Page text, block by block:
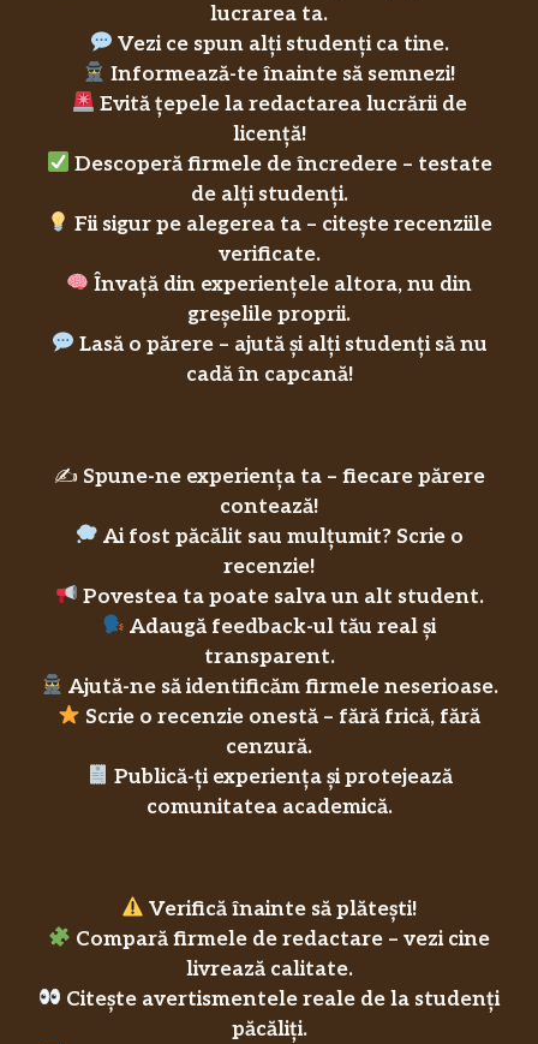
lucrarea ta.
Vezi ce spun alți studenți ca tine.
Informează-te înainte să semnezi!
Evită țepele la redactarea lucrării de
licență!
Descoperă firmele de încredere – testate
de alți studenți.
Fii sigur pe alegerea ta – citește recenziile
verificate.
Învață din experiențele altora, nu din
greșelile proprii.
Lasă o părere – ajută și alți studenți să nu
cadă în capcană!
✍️ Spune-ne experiența ta – fiecare părere
contează!
Ai fost păcălit sau mulțumit? Scrie o
recenzie!
Povestea ta poate salva un alt student.
Adaugă feedback-ul tău real și
transparent.
Ajută-ne să identificăm firmele neserioase.
Scrie o recenzie onestă – fără frică, fără
cenzură.
Publică-ți experiența și protejează
comunitatea academică.
Verifică înainte să plătești!
Compară firmele de redactare – vezi cine
livrează calitate.
Citește avertismentele reale de la studenți
păcăliți.